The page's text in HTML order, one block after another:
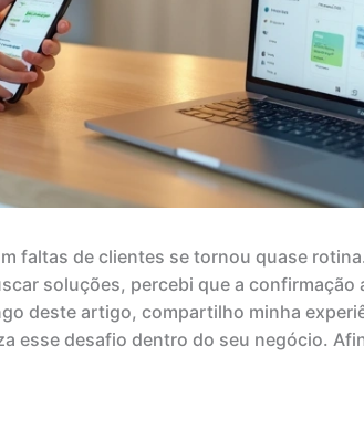
faltas de clientes se tornou quase
soluções, percebi que a
deste artigo, compartilho minha
esse desafio dentro do seu negócio.